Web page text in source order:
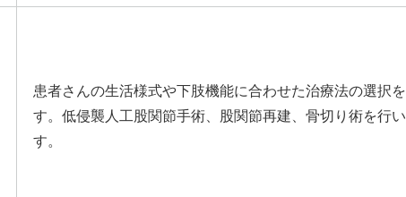
患者さんの生活様式や下肢機能に合わせた治療法の選択
す。低侵襲人工股関節手術、股関節再建、骨切り術を行
す。